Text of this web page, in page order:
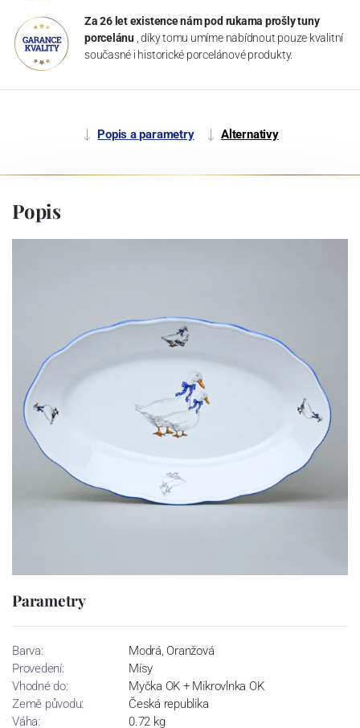
Za 26 let existence nám pod rukama prošly tuny
porcelánu , díky tomu umíme nabídnout pouze kvalitní
současné i historické porcelánové produkty.
Popis a parametry Alternativy
Popis
Parametry
Barva:
Modrá, Oranžová
Provedení:
Mísy
Vhodné do:
Myčka OK + Mikrovlnka OK
Země původu:
Česká republika
Váha:
0.72 kg